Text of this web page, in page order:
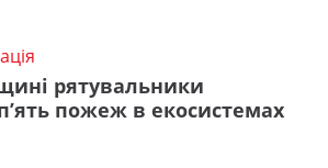
рятувальники
пожеж в екосистемах